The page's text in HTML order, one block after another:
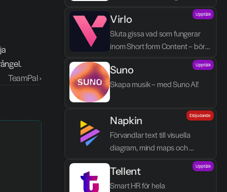
TeamPal ›
processen blir enklare, tydligare
och mindre tidskrävande.
Virlo
Sluta gissa vad som fungerar
inom Short form Content – börja
Upptäck
Suno
Skapa musik – med Suno AI!
Upptäck
Napkin
Förvandlar text till visuella
diagram, mind maps och
infographics på några sekunder.
Erbjudande
Tellent
Smart HR för hela
Upptäck